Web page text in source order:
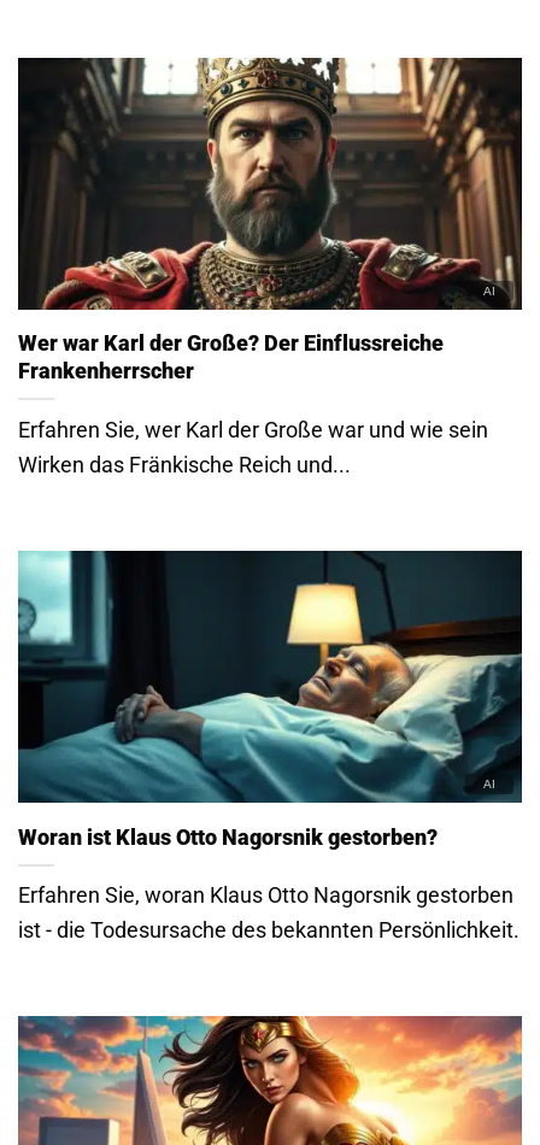
Wer war Karl der Große? Der Einflussreiche
Frankenherrscher
Erfahren Sie, wer Karl der Große war und wie sein
Wirken das Fränkische Reich und...
Woran ist Klaus Otto Nagorsnik gestorben?
Erfahren Sie, woran Klaus Otto Nagorsnik gestorben
ist - die Todesursache des bekannten Persönlichkeit.